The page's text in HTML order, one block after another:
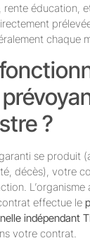
rente éducation,
chaque
?
se produit
décès), votre
L’organisme
effectue le
indépendant
votre contrat.